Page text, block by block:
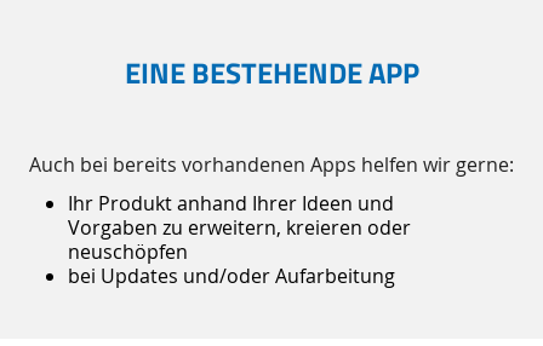
EINE BESTEHENDE APP
Auch bei bereits vorhandenen Apps helfen wir gerne:
Ihr Produkt anhand Ihrer Ideen und
Vorgaben zu erweitern, kreieren oder
neuschöpfen
bei Updates und/oder Aufarbeitung